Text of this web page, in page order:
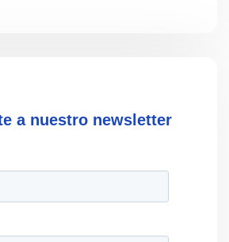
a nuestro newsletter